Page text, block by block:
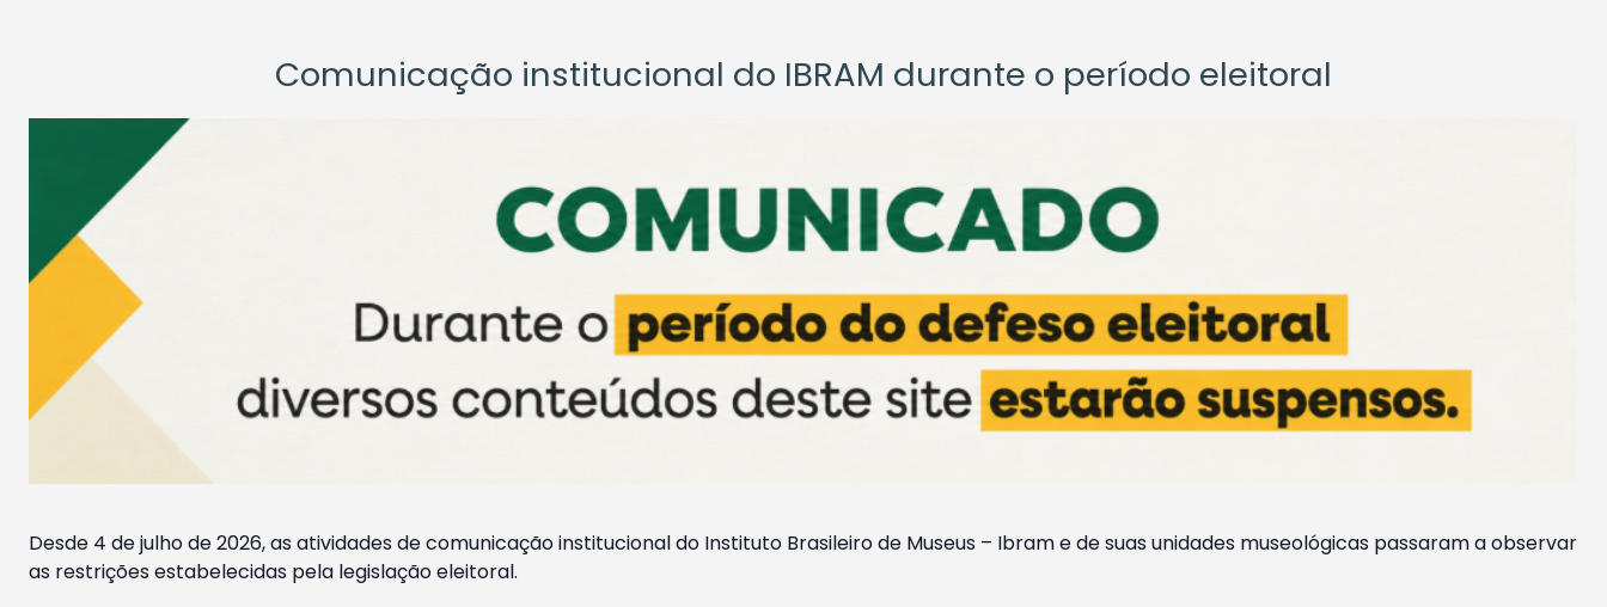
Comunicação institucional do IBRAM durante o período eleitoral
Desde 4 de julho de 2026, as atividades de comunicação institucional do Instituto Brasileiro de Museus – Ibram e de suas unidades museológicas passaram a observar
as restrições estabelecidas pela legislação eleitoral.